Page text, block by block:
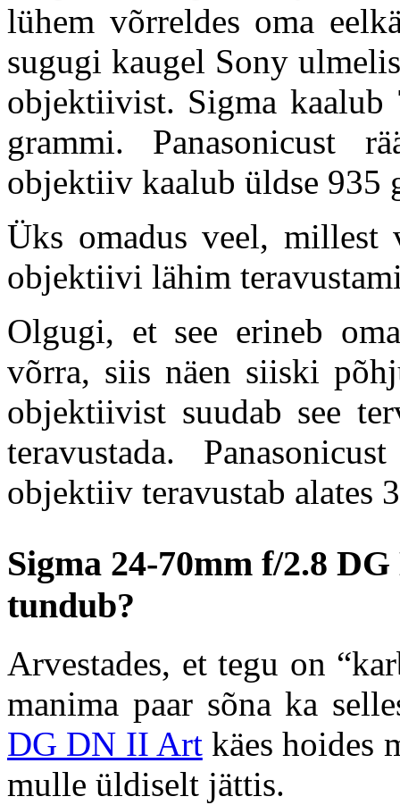
lühem võrreldes oma
sugugi kaugel Sony
objektiivist. Sigma
grammi. Panasonicust
objektiiv kaalub üldse 935
Üks omadus veel,
objektiivi lähim
Olgugi, et see erineb
võrra, siis näen siiski
objektiivist suudab see
teravustada.
objektiiv teravustab alates
Sigma 24-70mm f/2.8
tundub?
Arvestades, et tegu on
manima paar sõna ka
DG DN II Artkäes hoides
mulle üldiselt jättis.